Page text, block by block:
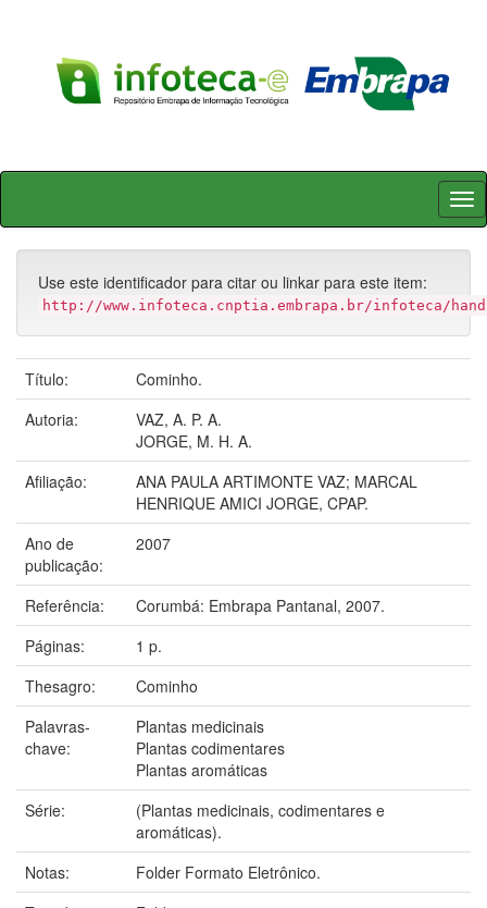
Skip
Use este identificador para citar ou linkar para este item:
http://www.infoteca.cnptia.embrapa.br/infoteca/
Título:
Cominho.
Autoria:
VAZ, A. P. A.
JORGE, M. H. A.
Afiliação:
ANA PAULA ARTIMONTE VAZ; MARCAL
HENRIQUE AMICI JORGE, CPAP.
Ano de
publicação:
2007
Referência:
Corumbá: Embrapa Pantanal, 2007.
Páginas:
1 p.
Thesagro:
Cominho
Palavras-
chave:
Plantas medicinais
Plantas codimentares
Plantas aromáticas
Série:
(Plantas medicinais, codimentares e
aromáticas).
Notas:
Folder Formato Eletrônico.